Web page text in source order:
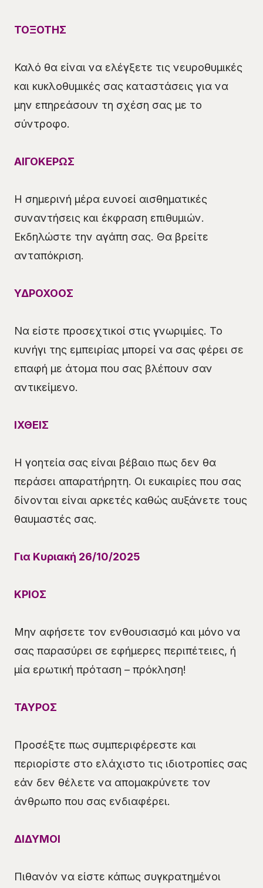
ΤΟΞΟΤΗΣ
Καλό θα είναι να ελέγξετε τις νευροθυμικές
και κυκλοθυμικές σας καταστάσεις για να
μην επηρεάσουν τη σχέση σας με το
σύντροφο.
ΑΙΓΟΚΕΡΩΣ
Η σημερινή μέρα ευνοεί αισθηματικές
συναντήσεις και έκφραση επιθυμιών.
Εκδηλώστε την αγάπη σας. Θα βρείτε
ανταπόκριση.
ΥΔΡΟΧΟΟΣ
Να είστε προσεχτικοί στις γνωριμίες. Το
κυνήγι της εμπειρίας μπορεί να σας φέρει σε
επαφή με άτομα που σας βλέπουν σαν
αντικείμενο.
ΙΧΘΕΙΣ
Η γοητεία σας είναι βέβαιο πως δεν θα
περάσει απαρατήρητη. Οι ευκαιρίες που σας
δίνονται είναι αρκετές καθώς αυξάνετε τους
θαυμαστές σας.
Για Κυριακή 26/10/2025
ΚΡΙΟΣ
Μην αφήσετε τον ενθουσιασμό και μόνο να
σας παρασύρει σε εφήμερες περιπέτειες, ή
μία ερωτική πρόταση – πρόκληση!
ΤΑΥΡΟΣ
Προσέξτε πως συμπεριφέρεστε και
περιορίστε στο ελάχιστο τις ιδιοτροπίες σας
εάν δεν θέλετε να απομακρύνετε τον
άνθρωπο που σας ενδιαφέρει.
ΔΙΔΥΜΟΙ
Πιθανόν να είστε κάπως συγκρατημένοι